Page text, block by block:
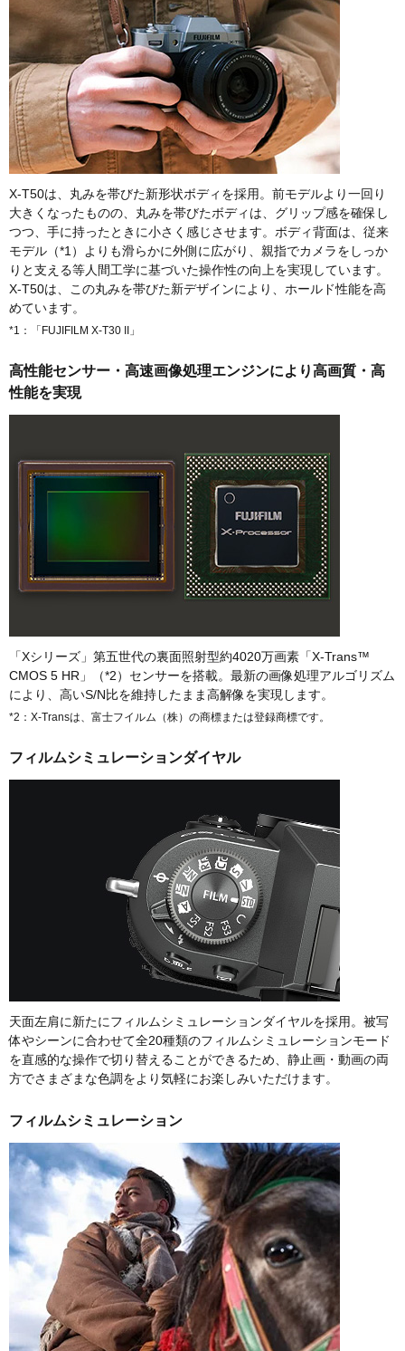
X-T50は、丸みを帯びた新形状ボディを採用。前モデルより一回り
大きくなったものの、丸みを帯びたボディは、グリップ感を確保し
つつ、手に持ったときに小さく感じさせます。ボディ背面は、従来
モデル（*1）よりも滑らかに外側に広がり、親指でカメラをしっか
りと支える等人間工学に基づいた操作性の向上を実現しています。
X-T50は、この丸みを帯びた新デザインにより、ホールド性能を高
めています。
*1：「FUJIFILM X-T30 II」
高性能センサー・高速画像処理エンジンにより高画質・高
性能を実現
「Xシリーズ」第五世代の裏面照射型約4020万画素「X-Trans™
CMOS 5 HR」（*2）センサーを搭載。最新の画像処理アルゴリズム
により、高いS/N比を維持したまま高解像を実現します。
*2：X-Transは、富士フイルム（株）の商標または登録商標です。
フィルムシミュレーションダイヤル
天面左肩に新たにフィルムシミュレーションダイヤルを採用。被写
体やシーンに合わせて全20種類のフィルムシミュレーションモード
を直感的な操作で切り替えることができるため、静止画・動画の両
方でさまざまな色調をより気軽にお楽しみいただけます。
フィルムシミュレーション